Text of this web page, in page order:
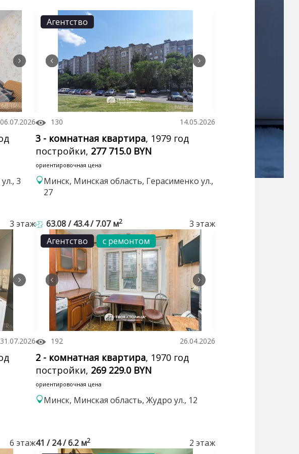
06.07.2026
3
3 этаж
Агентство
130 14.05.2026
3 - комнатная квартира, 1979 год
постройки, 277 715.0 BYN
ориентировочная цена
Минск, Минская область, Герасименко ул.,
27
63.08 / 43.4 / 7.07 м2
3 этаж
31.07.2026
6 этаж
Агентство с ремонтом
192 26.04.2026
2 - комнатная квартира, 1970 год
постройки, 269 229.0 BYN
ориентировочная цена
Минск, Минская область, Жудро ул., 12
41 / 24 / 6.2 м2
2 этаж